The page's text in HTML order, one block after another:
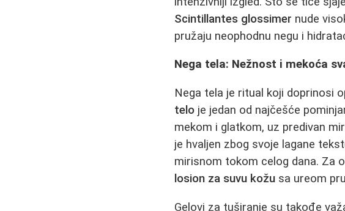
Scintillantes glossimer nude
pružaju neophodnu negu i
Nega tela: Nežnost i mekoća
Nega tela je ritual koji doprinosi
telo je jedan od najčešće
mekom i glatkom, uz predivan
je hvaljen zbog svoje lagane
mirisnom tokom celog dana. Za
losion za suvu kožu sa ureom
Gelovi za tuširanje su takođe